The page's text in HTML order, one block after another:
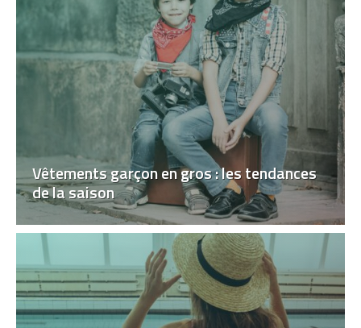
Vêtements garçon en gros : les tendances
de la saison